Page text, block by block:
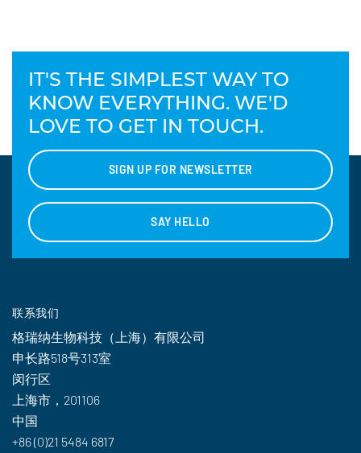
IT'S THE SIMPLEST WAY TO
KNOW EVERYTHING. WE'D
LOVE TO GET IN TOUCH.
SIGN UP FOR NEWSLETTER
SAY HELLO
联系我们
格瑞纳生物科技（上海）有限公司
申长路518号313室
闵行区
上海市，201106
中国
+86 (0)21 5484 6817